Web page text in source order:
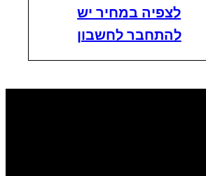
לצפיה במחיר יש
להתחבר לחשבון